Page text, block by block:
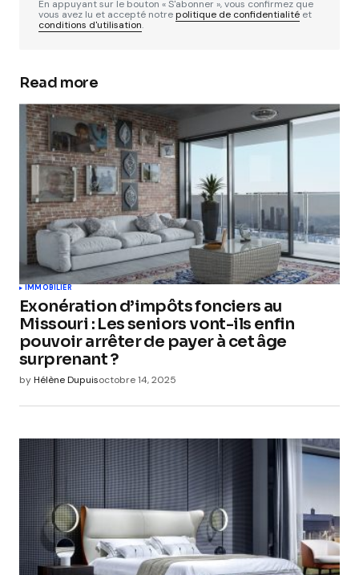
Your Name
Your E-mail*
Enregistrer mon nom, mon e-mail et mon site
dans le navigateur pour mon prochain
commentaire.
Submit Comment
En appuyant sur le bouton « S'abonner », vous confirmez que
vous avez lu et accepté notrepolitique de confidentialité et
conditions d'utilisation.
Read more
IMMOBILIER
Exonération d’impôts fonciers au
Missouri : Les seniors vont-ils enfin
pouvoir arrêter de payer à cet âge
surprenant ?
byHélène Dupuisoctobre 14, 2025